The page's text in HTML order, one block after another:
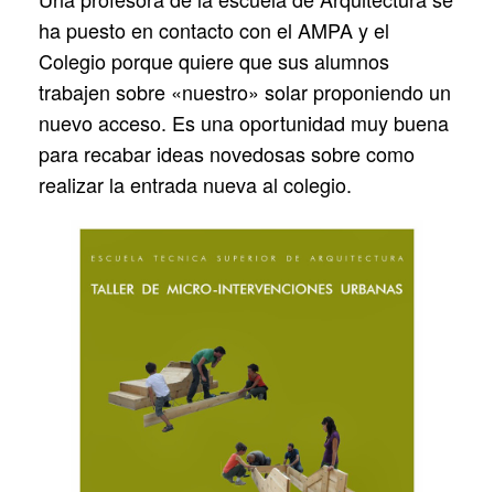
ha puesto en contacto con el AMPA y el
Colegio porque quiere que sus alumnos
trabajen sobre «nuestro» solar proponiendo un
nuevo acceso. Es una oportunidad muy buena
para recabar ideas novedosas sobre como
realizar la entrada nueva al colegio.